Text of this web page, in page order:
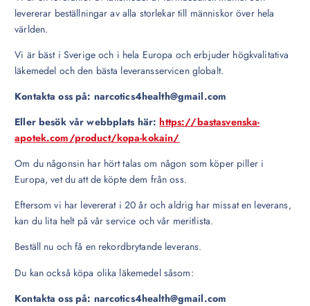
levererar beställningar av alla storlekar till människor över hela
världen.
Vi är bäst i Sverige och i hela Europa och erbjuder högkvalitativa
läkemedel och den bästa leveransservicen globalt.
Kontakta oss på: narcotics4health@gmail.com
Eller besök vår webbplats här:https://bastasvenska-
apotek.com/product/kopa-kokain/
Om du någonsin har hört talas om någon som köper piller i
Europa, vet du att de köpte dem från oss.
Eftersom vi har levererat i 20 år och aldrig har missat en leverans,
kan du lita helt på vår service och vår meritlista.
Beställ nu och få en rekordbrytande leverans.
Du kan också köpa olika läkemedel såsom:
Kontakta oss på: narcotics4health@gmail.com